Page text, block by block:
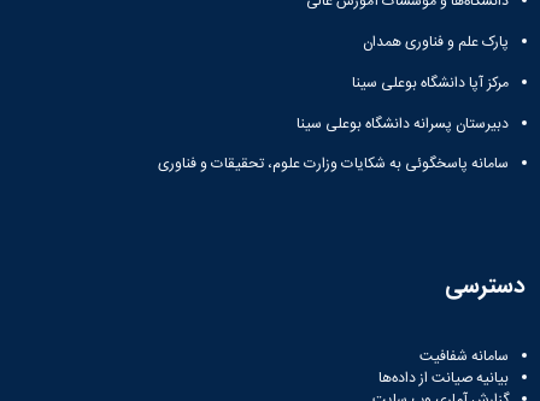
پارک علم و فناوری همدان
مرکز آپا دانشگاه بوعلی سینا
دبیرستان پسرانه دانشگاه بوعلی سینا
سامانه پاسخگوئی به شکایات وزارت علوم، تحقیقات و فناوری
دسترسی
سامانه شفافیت
بیانیه صیانت از داده‌ها